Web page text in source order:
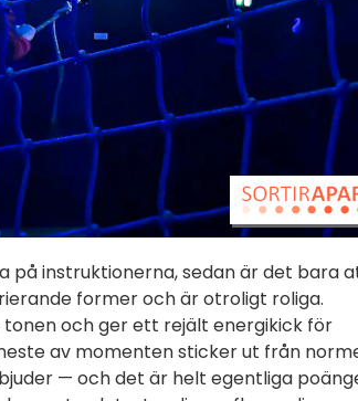
på instruktionerna, sedan är det bara
former och är otroligt roliga.
och ger ett rejält energikick för
av momenten sticker ut från
— och det är helt egentliga